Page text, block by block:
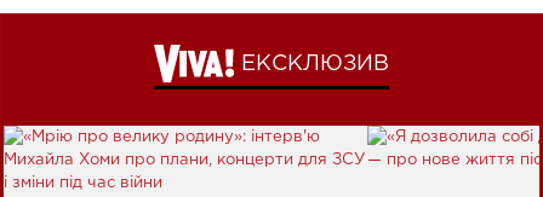
ЕКСКЛЮЗИВ